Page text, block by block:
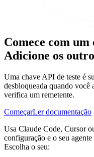
Comece com um
Adicione os
Uma chave API de teste é
desbloqueada quando você
verifica um remetente.
ComeçarLer documentação
Usa Claude Code, Cursor
configuração e o seu
Escolha o seu: